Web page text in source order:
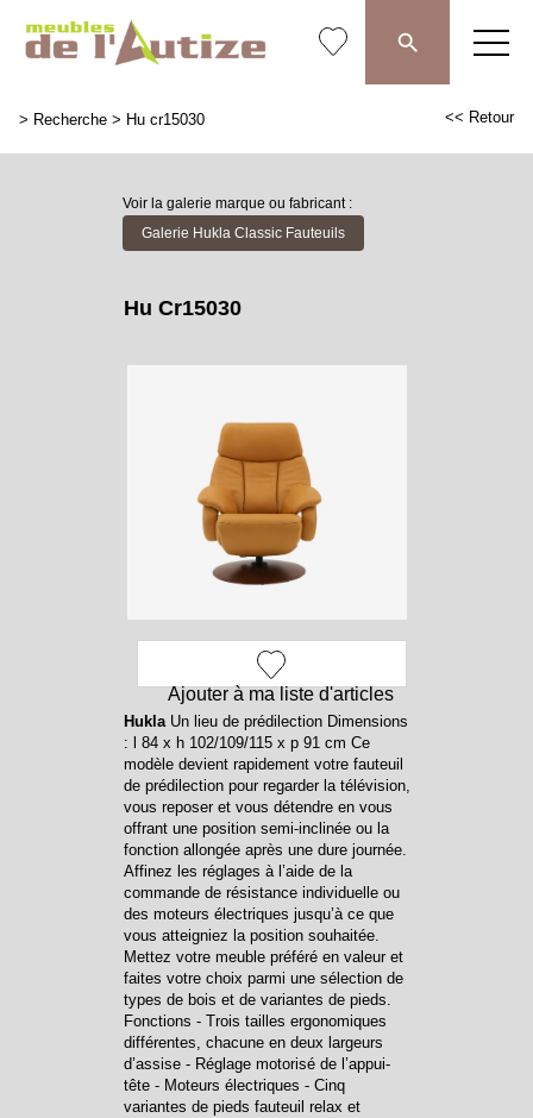
> Recherche > Hu cr15030 << Retour
Voir la galerie marque ou fabricant :
Galerie Hukla Classic Fauteuils
Ajouter à ma liste d'articles
Hu Cr15030
HuklaUn lieu de prédilection Dimensions
: l 84 x h 102/109/115 x p 91 cm Ce
modèle devient rapidement votre fauteuil
de prédilection pour regarder la télévision,
vous reposer et vous détendre en vous
offrant une position semi-inclinée ou la
fonction allongée après une dure journée.
Affinez les réglages à l’aide de la
commande de résistance individuelle ou
des moteurs électriques jusqu’à ce que
vous atteigniez la position souhaitée.
Mettez votre meuble préféré en valeur et
faites votre choix parmi une sélection de
types de bois et de variantes de pieds.
Fonctions - Trois tailles ergonomiques
différentes, chacune en deux largeurs
d’assise - Réglage motorisé de l’appui-
tête - Moteurs électriques - Cinq
variantes de pieds fauteuil relax et